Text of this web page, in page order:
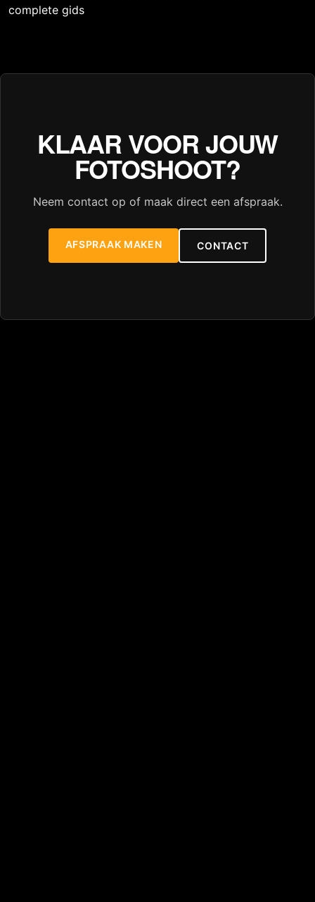
complete gids
KLAAR VOOR JOUW
FOTOSHOOT?
Neem contact op of maak direct een afspraak.
AFSPRAAK MAKEN CONTACT